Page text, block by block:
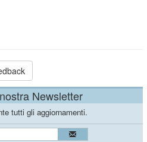
Newsletter
tutti gli aggiornamenti.